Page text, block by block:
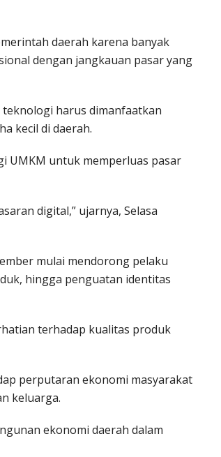
daerah karena banyak
dengan jangkauan pasar yang
harus dimanfaatkan
kecil di daerah.
UMKM untuk memperluas pasar
digital,” ujarnya, Selasa
mulai mendorong pelaku
hingga penguatan identitas
terhadap kualitas produk
perputaran ekonomi masyarakat
keluarga.
ekonomi daerah dalam